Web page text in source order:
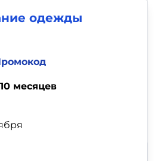
одежды
10 месяцев